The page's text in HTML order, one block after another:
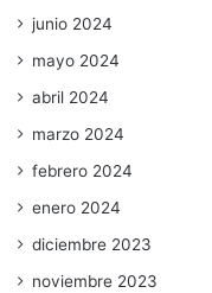
junio 2024
mayo 2024
abril 2024
marzo 2024
febrero 2024
enero 2024
diciembre 2023
noviembre 2023